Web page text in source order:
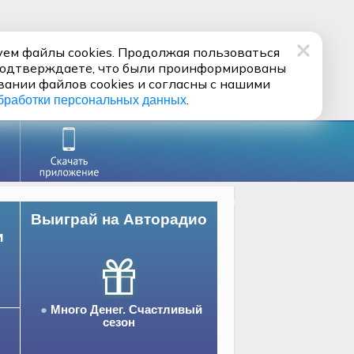
Выиграй на Авторадио
Много Денег. Счастливый
сезон
файлы cookies. Продолжая пользоваться
что были проинформированы
файлов cookies и согласны с нашими
персональных данных.